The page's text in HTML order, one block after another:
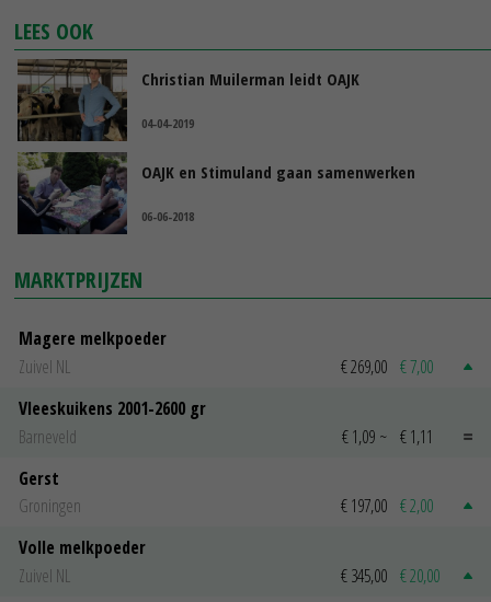
LEES OOK
Christian Muilerman leidt OAJK
04-04-2019
OAJK en Stimuland gaan samenwerken
06-06-2018
MARKTPRIJZEN
Magere melkpoeder
Zuivel NL
€ 269,00 € 7,00
Vleeskuikens 2001-2600 gr
Barneveld
€ 1,09 ~ € 1,11
Gerst
Groningen
€ 197,00 € 2,00
Volle melkpoeder
Zuivel NL
€ 345,00 € 20,00